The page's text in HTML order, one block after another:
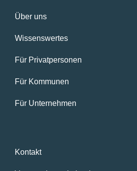
Über uns
Wissenswertes
Für Privatpersonen
Für Kommunen
Für Unternehmen
Kontakt